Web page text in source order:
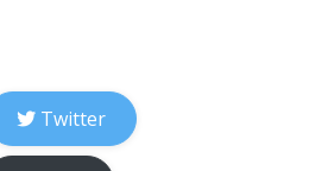
Twitter